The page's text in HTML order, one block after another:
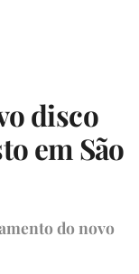
disco
em São
do novo